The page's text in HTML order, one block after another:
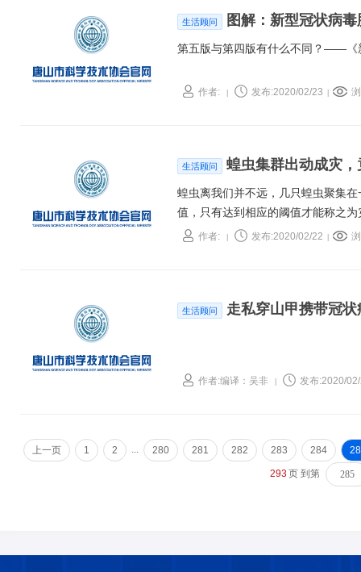
生活顾问 图解：新型冠状病
第五版与第四版有什么不同？——《
作者: 发布:2020/02/23
生活顾问 蝗虫集群出动成灾
蝗虫离我们并不远，几只蝗虫聚集
值，只有达到相应的阈值才能称之为
作者: 发布:2020/02/22
生活顾问 走私穿山甲携带冠
作者:编译：吴非 发布:2020/
上一页 1 2 ... 280 281 282 283 284
293 页 到第